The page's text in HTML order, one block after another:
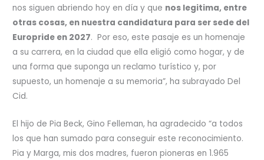
nos siguen abriendo hoy en día y que nos legitima, entre
otras cosas, en nuestra candidatura para ser sede del
Europride en 2027. Por eso, este pasaje es un homenaje
a su carrera, en la ciudad que ella eligió como hogar, y de
una forma que suponga un reclamo turístico y, por
supuesto, un homenaje a su memoria”, ha subrayado Del
Cid.
El hijo de Pia Beck, Gino Felleman, ha agradecido “a todos
los que han sumado para conseguir este reconocimiento.
Pia y Marga, mis dos madres, fueron pioneras en 1.965